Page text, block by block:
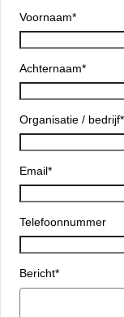
Voornaam*
Achternaam*
Organisatie / bedrijf*
Email*
Telefoonnummer
Bericht*